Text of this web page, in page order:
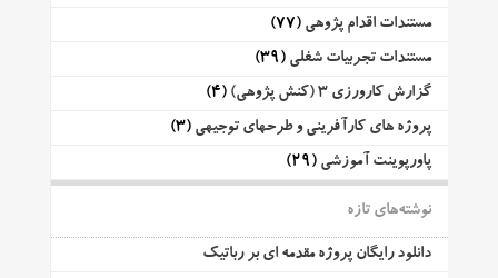
مستندات اقدام پژوهی (77)
مستندات تجربیات شغلی (39)
گزارش کارورزی 3 (کنش پژوهی)
(4)
پروژه های کارآفرینی و طرحهای توجیهی (3)
پاورپوینت آموزشی (29)
نوشته‌های تازه
دانلود رایگان پروژه مقدمه ای بر رباتیک